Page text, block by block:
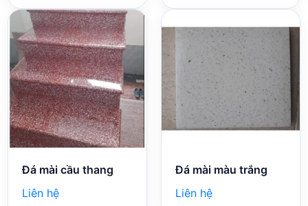
Đá mài cầu thang
Liên hệ
Đá mài màu trắng
Liên hệ